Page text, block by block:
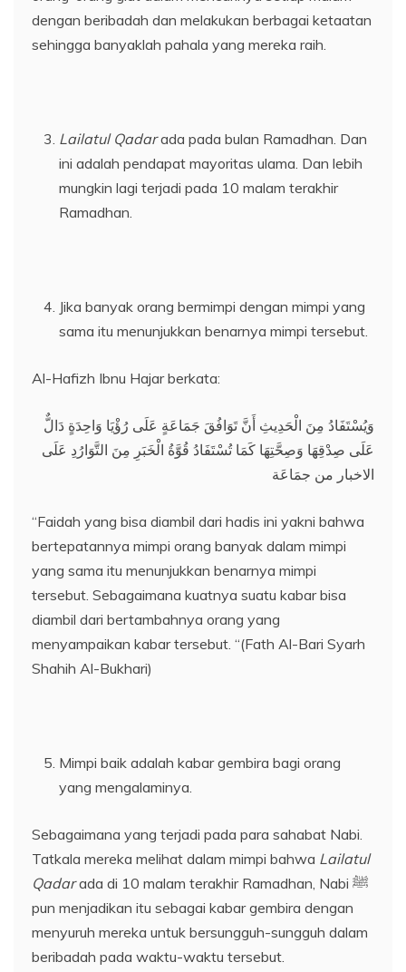
dengan beribadah dan melakukan berbagai ketaatan
sehingga banyaklah pahala yang mereka raih.
Lailatul Qadarada pada bulan Ramadhan. Dan
ini adalah pendapat mayoritas ulama. Dan lebih
mungkin lagi terjadi pada 10 malam terakhir
Ramadhan.
Jika banyak orang bermimpi dengan mimpi yang
sama itu menunjukkan benarnya mimpi tersebut.
Al-Hafizh Ibnu Hajar berkata:
وَيُسْتَفَادُ مِنَ الْحَدِيثِ أَنَّ تَوَافُقَ جَمَاعَةٍ عَلَى رُؤْيَا وَاحِدَةٍ دَالٌّ
عَلَى صِدْقِهَا وَصِحَّتِهَا كَمَا تُسْتَفَادُ قُوَّةُ الْخَبَرِ مِنَ التَّوَارُدِ عَلَى
الاخبار من جمَاعَة
“Faidah yang bisa diambil dari hadis ini yakni bahwa
bertepatannya mimpi orang banyak dalam mimpi
yang sama itu menunjukkan benarnya mimpi
tersebut. Sebagaimana kuatnya suatu kabar bisa
diambil dari bertambahnya orang yang
menyampaikan kabar tersebut. “(Fath Al-Bari Syarh
Shahih Al-Bukhari)
Mimpi baik adalah kabar gembira bagi orang
yang mengalaminya.
Sebagaimana yang terjadi pada para sahabat Nabi.
Tatkala mereka melihat dalam mimpi bahwa Lailatul
Qadarada di 10 malam terakhir Ramadhan, Nabi ﷺ
pun menjadikan itu sebagai kabar gembira dengan
menyuruh mereka untuk bersungguh-sungguh dalam
beribadah pada waktu-waktu tersebut.